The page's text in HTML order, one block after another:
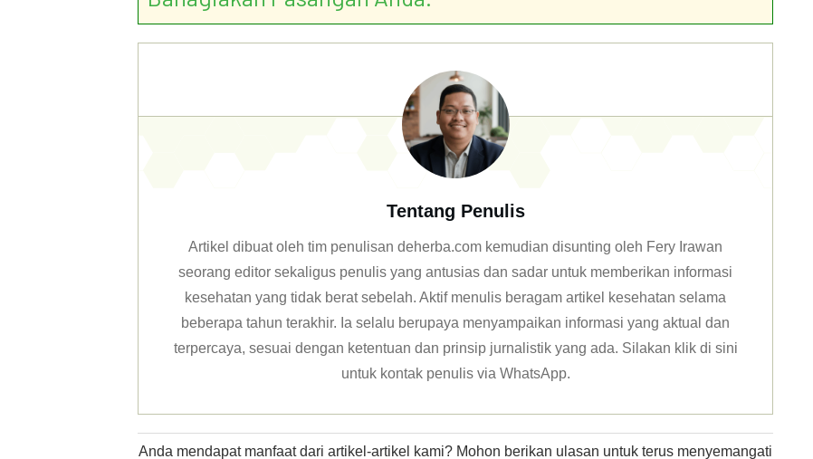
Tentang Penulis
Artikel dibuat oleh tim penulisan deherba.com kemudian disunting oleh Fery Irawan
seorang editor sekaligus penulis yang antusias dan sadar untuk memberikan informasi
kesehatan yang tidak berat sebelah. Aktif menulis beragam artikel kesehatan selama
beberapa tahun terakhir. Ia selalu berupaya menyampaikan informasi yang aktual dan
terpercaya, sesuai dengan ketentuan dan prinsip jurnalistik yang ada. Silakan klik di sini
untuk kontak penulis via WhatsApp.
Anda mendapat manfaat dari artikel-artikel kami? Mohon berikan ulasan untuk terus menyemangati